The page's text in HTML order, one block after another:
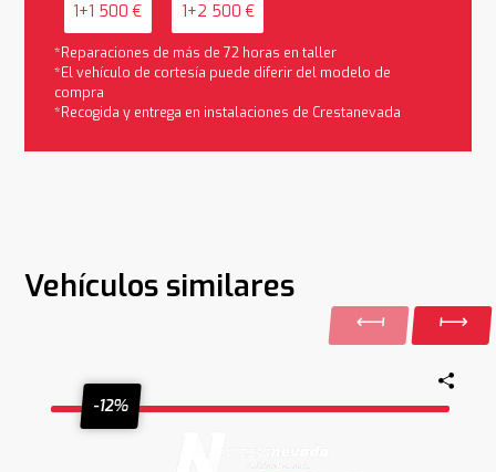
1+1 500 € 1+2 500 €
*Reparaciones de más de 72 horas en taller
*El vehículo de cortesía puede diferir del modelo de
compra
*Recogida y entrega en instalaciones de Crestanevada
Vehículos similares
-12%